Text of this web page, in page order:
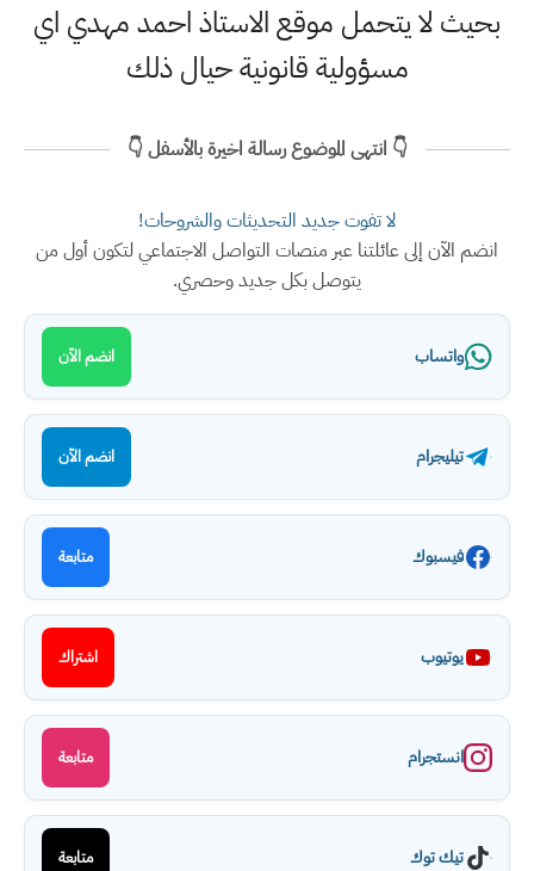
بحيث لا يتحمل موقع الاستاذ احمد مهدي اي
مسؤولية قانونية حيال ذلك
👇 انتهى الموضوع رسالة اخيرة بالأسفل 👇
لا تفوت جديد التحديثات والشروحات!
انضم الآن إلى عائلتنا عبر منصات التواصل الاجتماعي لتكون أول من
يتوصل بكل جديد وحصري.
واتساب انضم الآن
تيليجرام انضم الآن
فيسبوك متابعة
يوتيوب اشتراك
انستجرام متابعة
تيك توك متابعة